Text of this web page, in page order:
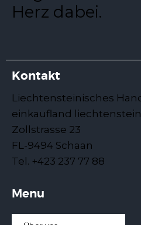
Herz dabei.
Kontakt
Liechtensteinisches
einkaufland liechtenstein
Zollstrasse 23
FL-9494 Schaan
Tel. +423 237 77 88
Menu